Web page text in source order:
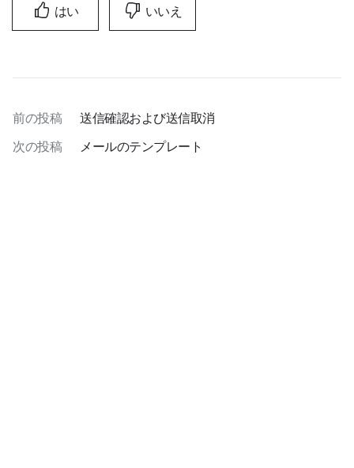
はい いいえ
前の投稿
送信確認および送信取消
次の投稿
メールのテンプレート